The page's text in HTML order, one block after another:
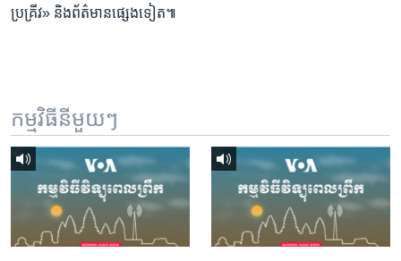
ប្រគ្រីវ» និង​ព័ត៌មាន​ផ្សេងទៀត៕
កម្មវិធី​នីមួយៗ